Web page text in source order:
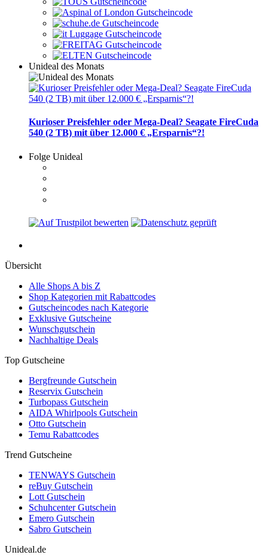
Unideal des Monats
Kurioser Preisfehler oder Mega-Deal? Seagate FireCuda
540 (2 TB) mit über 12.000 € „Ersparnis“?!
Folge Unideal
Übersicht
Alle Shops A bis Z
Shop Kategorien mit Rabattcodes
Gutscheincodes nach Kategorie
Exklusive Gutscheine
Wunschgutschein
Nachhaltige Deals
Top Gutscheine
Bergfreunde Gutschein
Reservix Gutschein
Turbopass Gutschein
AIDA Whirlpools Gutschein
Otto Gutschein
Temu Rabattcodes
Trend Gutscheine
TENWAYS Gutschein
reBuy Gutschein
Lott Gutschein
Schuhcenter Gutschein
Emero Gutschein
Sabro Gutschein
Unideal.de